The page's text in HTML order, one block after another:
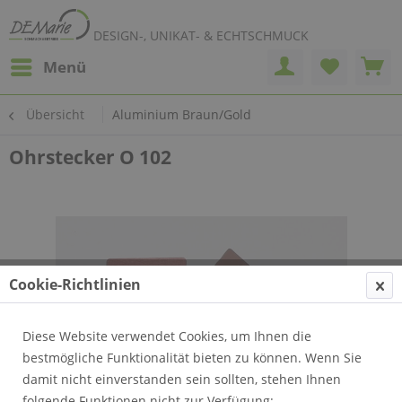
DESIGN-, UNIKAT- & ECHTSCHMUCK
Menü
Übersicht Aluminium Braun/Gold
Ohrstecker O 102
Cookie-Richtlinien
Diese Website verwendet Cookies, um Ihnen die
bestmögliche Funktionalität bieten zu können. Wenn Sie
damit nicht einverstanden sein sollten, stehen Ihnen